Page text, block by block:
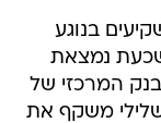
בנוגע
נמצאת
המרכזי של
משקף את